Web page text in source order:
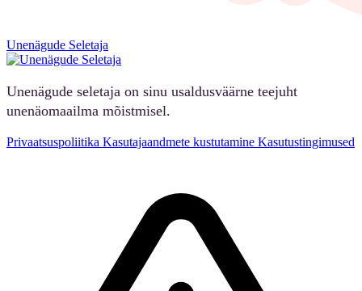
Unenägude Seletaja
Unenägude seletaja on sinu usaldusväärne teejuht
unenäomaailma mõistmisel.
Privaatsuspoliitika Kasutajaandmete kustutamine Kasutustingimused